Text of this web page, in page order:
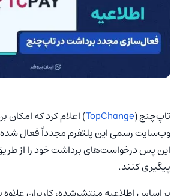
تاپ‌چنج (TopChange) اعلام کرد که امکان
وب‌سایت رسمی این پلتفرم مجدداً فعال شده و
این پس درخواست‌های برداشت خود را از
پیگیری کنند.